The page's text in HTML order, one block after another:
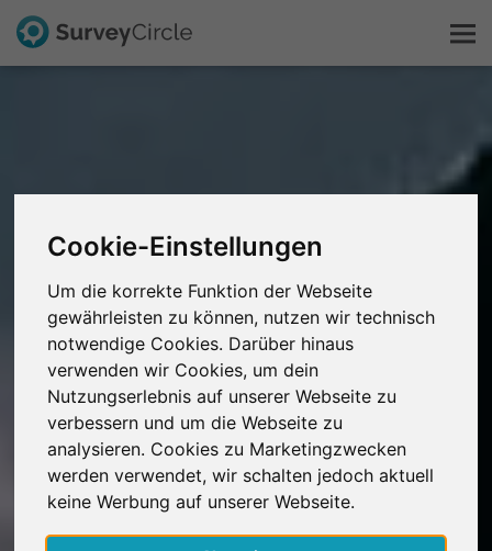
Cookie-Einstellungen
Um die korrekte Funktion der Webseite
gewährleisten zu können, nutzen wir technisch
notwendige Cookies. Darüber hinaus
verwenden wir Cookies, um dein
Nutzungserlebnis auf unserer Webseite zu
verbessern und um die Webseite zu
analysieren. Cookies zu Marketingzwecken
werden verwendet, wir schalten jedoch aktuell
keine Werbung auf unserer Webseite.
Forschung entdecken
FAQ
Kostenlos registrieren
Anmelden
English
Nederlands